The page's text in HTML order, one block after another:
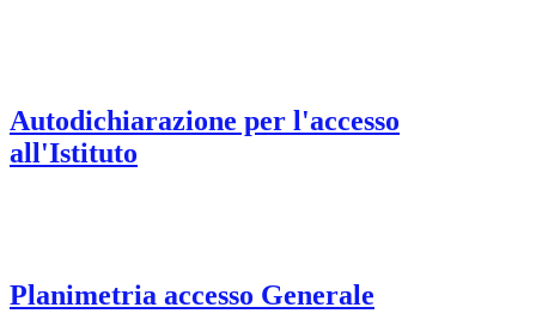
Autodichiarazione per l'accesso
all'Istituto
Planimetria accesso Generale